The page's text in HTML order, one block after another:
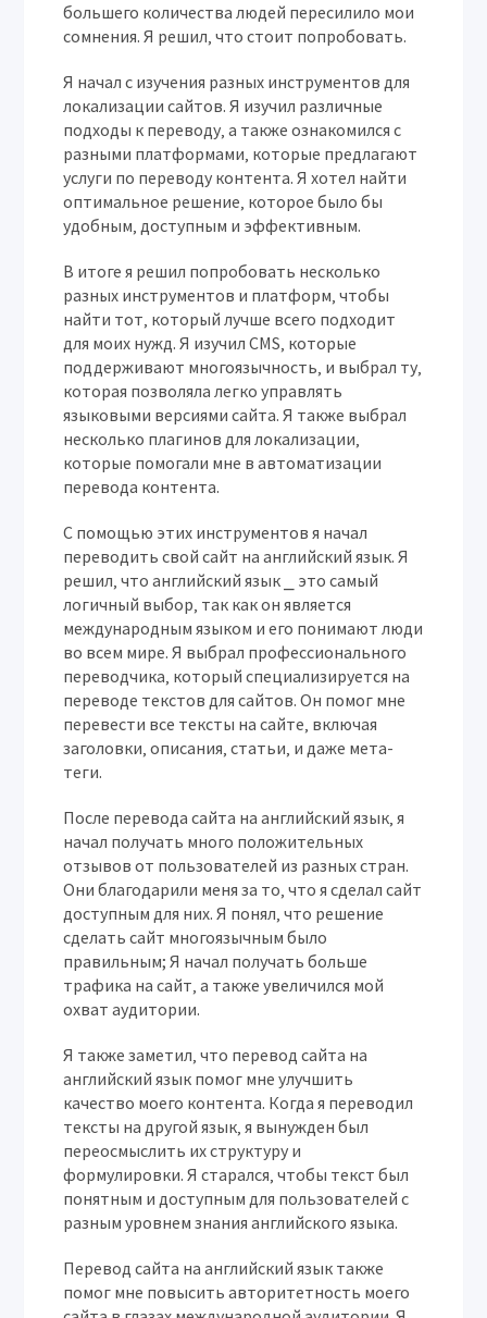
большего количества людей пересилило мои
сомнения. Я решил‚ что стоит попробовать.
Я начал с изучения разных инструментов для
локализации сайтов. Я изучил различные
подходы к переводу‚ а также ознакомился с
разными платформами‚ которые предлагают
услуги по переводу контента. Я хотел найти
оптимальное решение‚ которое было бы
удобным‚ доступным и эффективным.
В итоге я решил попробовать несколько
разных инструментов и платформ‚ чтобы
найти тот‚ который лучше всего подходит
для моих нужд. Я изучил CMS‚ которые
поддерживают многоязычность‚ и выбрал ту‚
которая позволяла легко управлять
языковыми версиями сайта. Я также выбрал
несколько плагинов для локализации‚
которые помогали мне в автоматизации
перевода контента.
С помощью этих инструментов я начал
переводить свой сайт на английский язык. Я
решил‚ что английский язык ⎯ это самый
логичный выбор‚ так как он является
международным языком и его понимают люди
во всем мире. Я выбрал профессионального
переводчика‚ который специализируется на
переводе текстов для сайтов. Он помог мне
перевести все тексты на сайте‚ включая
заголовки‚ описания‚ статьи‚ и даже мета-
теги.
После перевода сайта на английский язык‚ я
начал получать много положительных
отзывов от пользователей из разных стран.
Они благодарили меня за то‚ что я сделал сайт
доступным для них. Я понял‚ что решение
сделать сайт многоязычным было
правильным; Я начал получать больше
трафика на сайт‚ а также увеличился мой
охват аудитории.
Я также заметил‚ что перевод сайта на
английский язык помог мне улучшить
качество моего контента. Когда я переводил
тексты на другой язык‚ я вынужден был
переосмыслить их структуру и
формулировки. Я старался‚ чтобы текст был
понятным и доступным для пользователей с
разным уровнем знания английского языка.
Перевод сайта на английский язык также
помог мне повысить авторитетность моего